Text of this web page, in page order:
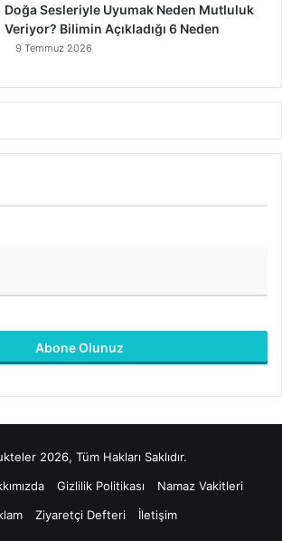
Doğa Sesleriyle Uyumak Neden Mutluluk
Veriyor? Bilimin Açıkladığı 6 Neden
9 Temmuz 2026
Abone Olunuz
2026, Tüm Hakları Saklıdır.
Gizlilik Politikası
Namaz Vakitleri
Ziyaretçi Defteri İletişim